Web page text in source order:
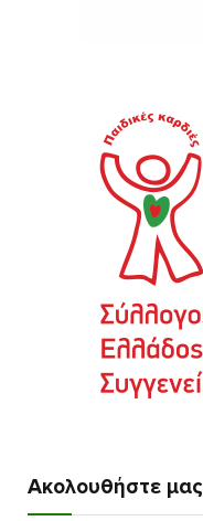
Ακολουθήστε μας